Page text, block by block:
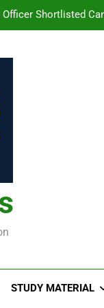
సంస్థలో
Officer Shortlisted
సంస్థలో ఉద్యోగాలు
STUDY MATERIAL